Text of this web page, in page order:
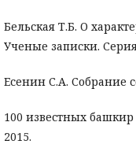
Бельская Т.Б. О
Ученые записки.
Есенин С.А. Собрание
100 известных
2015.